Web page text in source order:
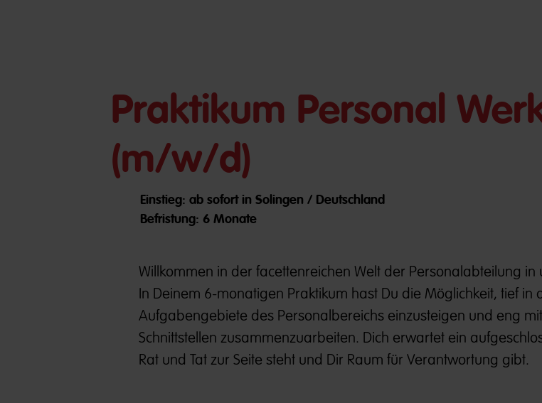
Praktikum Personal
(m/w/d)
Einstieg: ab sofort in Solingen / Deutschland
Befristung: 6 Monate
Willkommen in der facettenreichen Welt der Personalabteilung in
In Deinem 6-monatigen Praktikum hast Du die Möglichkeit, tief in
Aufgabengebiete des Personalbereichs einzusteigen und eng
Schnittstellen zusammenzuarbeiten. Dich erwartet ein
Rat und Tat zur Seite steht und Dir Raum für Verantwortung gibt.